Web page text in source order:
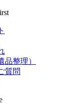
品整理）
質問